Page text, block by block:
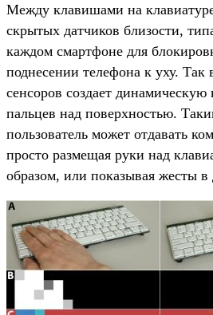
Между клавишами на
скрытых датчиков близости,
каждом смартфоне для
поднесении телефона к уху.
сенсоров создает
пальцев над поверхностью.
пользователь может отдавать
просто размещая руки над
образом, или показывая жесты в